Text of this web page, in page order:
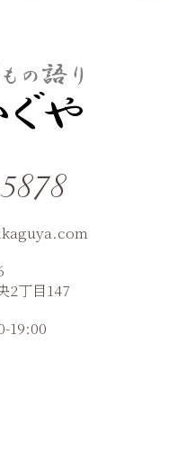
2丁目147
19:00